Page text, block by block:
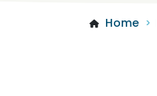
Home >